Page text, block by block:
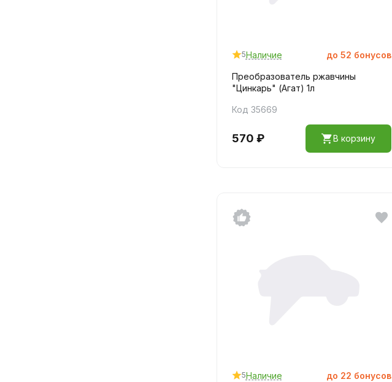
5Наличие до 52 бонусов
Преобразователь ржавчины
"Цинкарь" (Агат) 1л
Код 35669
570 ₽ В корзину
5Наличие до 22 бонусов